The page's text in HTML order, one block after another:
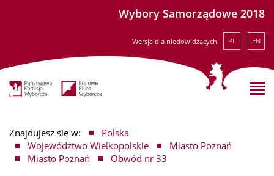
Wybory Samorządowe 2018
Wersja dla niedowidzących PL EN
Znajdujesz się w:
Polska
Województwo Wielkopolskie
Miasto Poznań
Miasto Poznań
Obwód nr 33